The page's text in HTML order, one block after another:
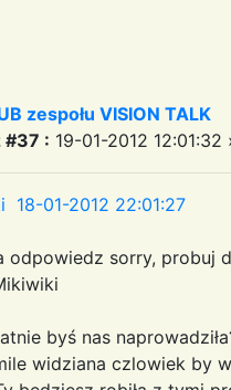
zespołu VISION TALK
#37 : 19-01-2012 12:01:32
18-01-2012 22:01:27
odpowiedz sorry, probuj
byś nas
widziana czlowiek by